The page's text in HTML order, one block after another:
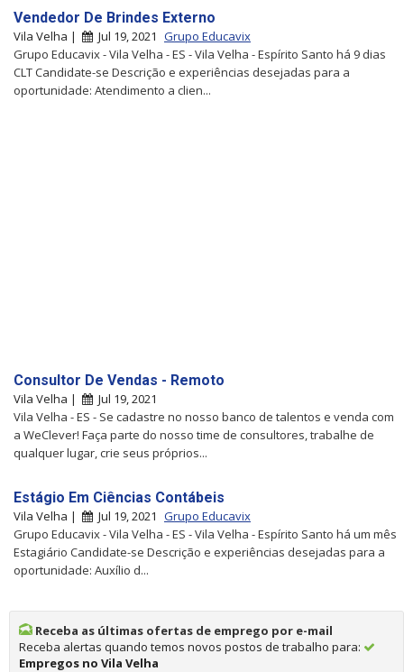
Vendedor De Brindes Externo
Vila Velha | Jul 19, 2021 Grupo Educavix
Grupo Educavix - Vila Velha - ES - Vila Velha - Espírito Santo há 9 dias
CLT Candidate-se Descrição e experiências desejadas para a
oportunidade: Atendimento a clien...
Consultor De Vendas - Remoto
Vila Velha |
Jul 19, 2021
Vila Velha - ES - Se cadastre no nosso banco de talentos e venda com
a WeClever! Faça parte do nosso time de consultores, trabalhe de
qualquer lugar, crie seus próprios...
Estágio Em Ciências Contábeis
Vila Velha | Jul 19, 2021 Grupo Educavix
Grupo Educavix - Vila Velha - ES - Vila Velha - Espírito Santo há um mês
Estagiário Candidate-se Descrição e experiências desejadas para a
oportunidade: Auxílio d...
Receba as últimas ofertas de emprego por e-mail
Receba alertas quando temos novos postos de trabalho para:
Empregos no Vila Velha